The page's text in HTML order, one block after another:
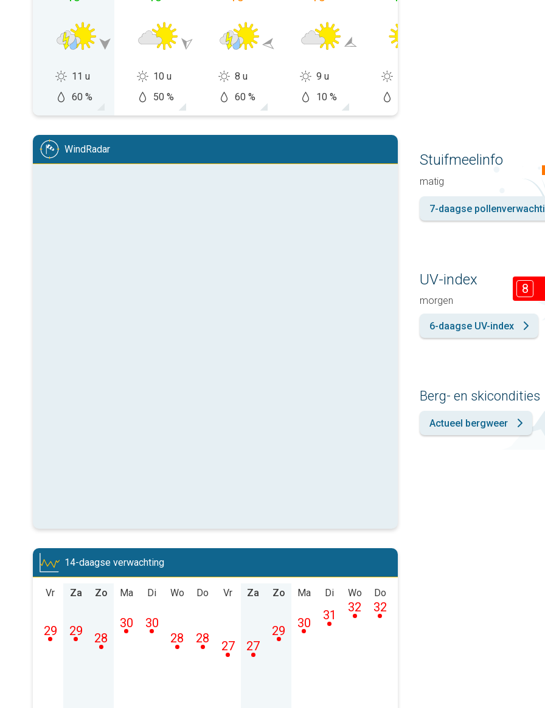
11 u
60 %
10 u
50 %
8 u
60 %
9 u
10 %
WindRadar
14-daagse verwachting
Vr
29
Za
29
Zo
28
Ma
30
Di
30
Wo
28
Do
28
Vr
27
Za
27
Zo
29
Ma
30
Di
31
Wo
32
Do
32
Stuifmeelinfo
matig
7-daagse
UV-index
morgen
8
6-daagse UV-index
Berg- en skicondities
Actueel bergweer